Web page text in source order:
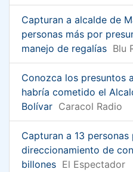
Capturan a alcalde de
personas más por
manejo de regalías Blu
Conozca los presuntos
habría cometido el
Bolívar Caracol Radio
Capturan a 13
direccionamiento de
billones El Espectador